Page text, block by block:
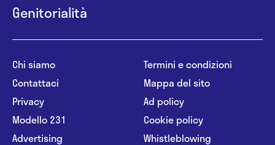
Genitorialità
Chi siamo
Contattaci
Privacy
Modello 231
Advertising
Termini e condizioni
Mappa del sito
Ad policy
Cookie policy
Whistleblowing